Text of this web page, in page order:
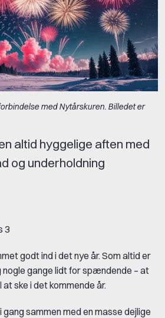
med Nytårskuren. Billedet er
altid hyggelige aften med
og underholdning
3
godt ind i det nye år. Som altid er
gange lidt for spændende – at
ske i det kommende år.
sammen med en masse dejlige